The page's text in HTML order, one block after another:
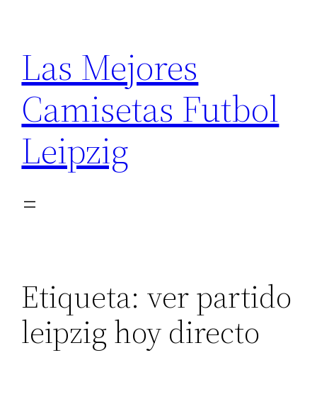
contenido
Las Mejores
Camisetas Futbol
Leipzig
Etiqueta: ver partido
leipzig hoy directo